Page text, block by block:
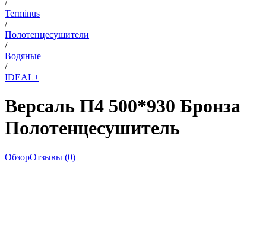
/
Terminus
/
Полотенцесушители
/
Водяные
/
IDEAL+
Версаль П4 500*930 Бронза
Полотенцесушитель
ОбзорОтзывы (0)